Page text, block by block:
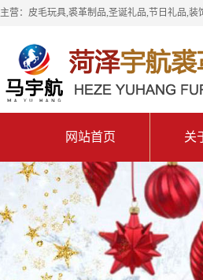
主营：皮毛玩具,裘革制品,圣诞礼品,节日礼品,
网站首页 关